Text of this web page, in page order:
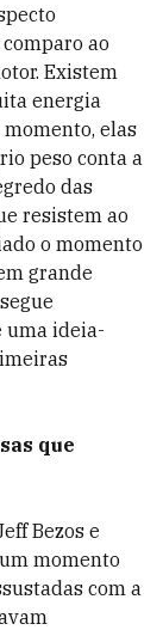
ao
Existem
energia
elas
peso conta a
das
resistem ao
o momento
grande
uma ideia-
que
Bezos e
momento
com a